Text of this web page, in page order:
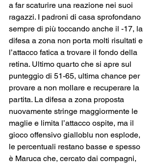
a far scaturire una reazione nei suoi
ragazzi. I padroni di casa sprofondano
sempre di più toccando anche il -17, la
difesa a zona non porta molti risultati e
l’attacco fatica a trovare il fondo della
retina. Ultimo quarto che si apre sul
punteggio di 51-65, ultima chance per
provare a non mollare e recuperare la
partita. La difesa a zona proposta
nuovamente stringe maggiormente le
maglie e limita l’attacco ospite, ma il
gioco offensivo gialloblu non esplode,
le percentuali restano basse e spesso
è Maruca che, cercato dai compagni,